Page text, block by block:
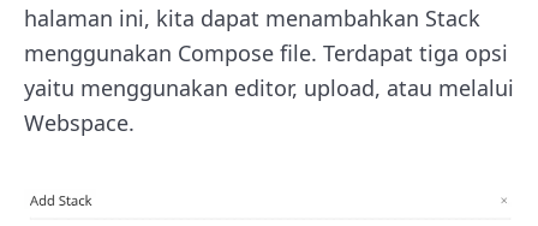
halaman ini, kita dapat menambahkan Stack
menggunakan Compose file. Terdapat tiga opsi
yaitu menggunakan editor, upload, atau melalui
Webspace.